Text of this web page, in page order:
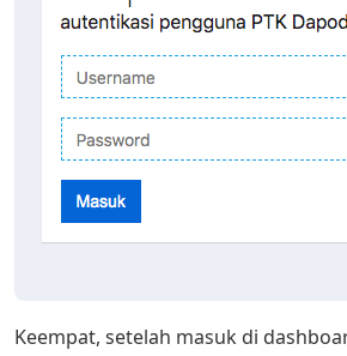
Keempat, setelah masuk di